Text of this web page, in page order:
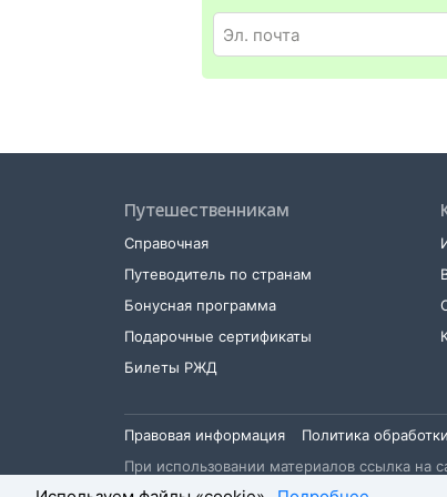
Путешественникам
Справочная
Путеводитель по странам
Бонусная программа
Подарочные сертификаты
Билеты РЖД
Правовая информация
Политика
При использовании материалов ссылка на